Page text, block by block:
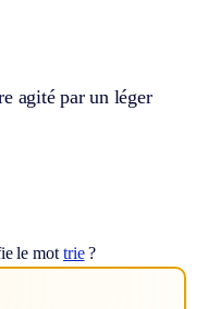
agité par un léger
le mot trie?